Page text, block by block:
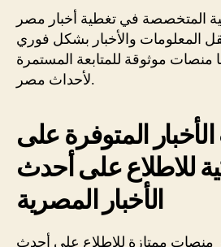
المتخصصة في تغطية أخبار مصر
المعلومات والأخبار بشكل فوري
منصات موثوقة للمتابعة المستمرة
لأحداث مصر.
المتوفرة على
للاطلاع على أحدث
الأخبار المصرية
منصات ممتازة للاطلاع على أحدث